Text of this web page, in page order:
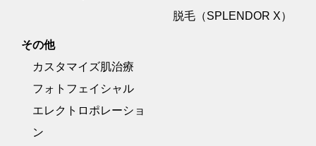
脱毛（SPLENDOR X）
その他
カスタマイズ肌治療
フォトフェイシャル
エレクトロポレーショ
ン